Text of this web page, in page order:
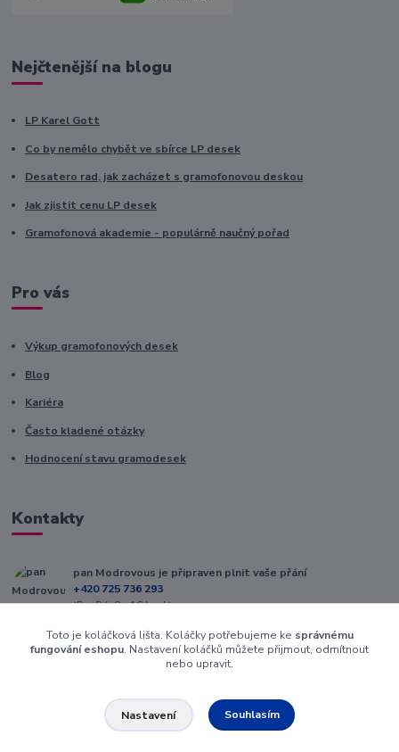
Nejčtenější na blogu
LP Karel Gott
Co by nemělo chybět ve sbírce LP desek
Desatero rad, jak zacházet s gramofonovou deskou
Jak zjistit cenu LP desek
Gramofonová akademie - populárně naučný pořad
Pro vás
Výkup gramofonových desek
Blog
Kariéra
Často kladené otázky
Hodnocení stavu gramodesek
Kontakty
pan Modrovous je připraven plnit vaše přání
+420 725 736 293
(Po-Pá, 8 - 16 hod.)
info@modrovous.cz
Toto je koláčková lišta. Koláčky potřebujeme ke správnému
fungování eshopu. Nastavení koláčků můžete přijmout, odmítnout
nebo upravit.
Nastavení Souhlasím